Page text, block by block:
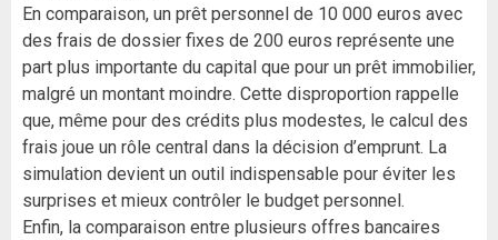
En comparaison, un prêt personnel de 10 000 euros avec
des frais de dossier fixes de 200 euros représente une
part plus importante du capital que pour un prêt immobilier,
malgré un montant moindre. Cette disproportion rappelle
que, même pour des crédits plus modestes, le calcul des
frais joue un rôle central dans la décision d’emprunt. La
simulation devient un outil indispensable pour éviter les
surprises et mieux contrôler le budget personnel.
Enfin, la comparaison entre plusieurs offres bancaires